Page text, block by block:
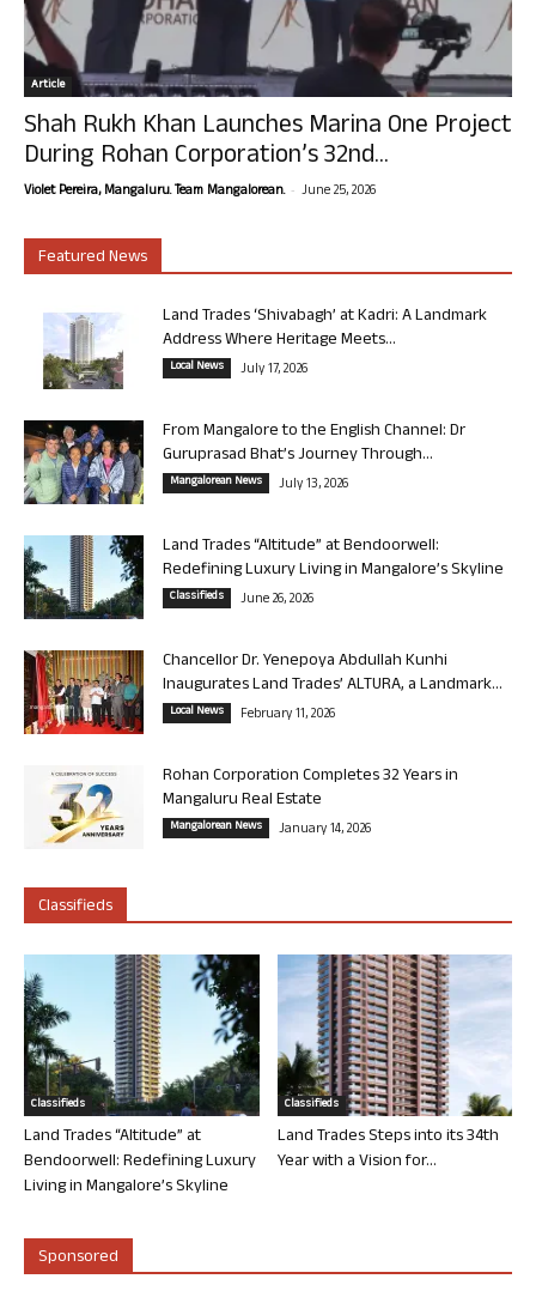
Article
Shah Rukh Khan Launches Marina One Project
During Rohan Corporation’s 32nd...
Violet Pereira, Mangaluru. Team Mangalorean. - June 25, 2026
Featured News
Land Trades ‘Shivabagh’ at Kadri: A Landmark
Address Where Heritage Meets...
Local News July 17, 2026
From Mangalore to the English Channel: Dr
Guruprasad Bhat’s Journey Through...
Mangalorean News July 13, 2026
Land Trades “Altitude” at Bendoorwell:
Redefining Luxury Living in Mangalore’s Skyline
Classifieds June 26, 2026
Chancellor Dr. Yenepoya Abdullah Kunhi
Inaugurates Land Trades’ ALTURA, a Landmark...
Local News February 11, 2026
Rohan Corporation Completes 32 Years in
Mangaluru Real Estate
Mangalorean News January 14, 2026
Classifieds
Classifieds
Land Trades “Altitude” at
Bendoorwell: Redefining Luxury
Living in Mangalore’s Skyline
Classifieds
Land Trades Steps into its 34th
Year with a Vision for...
Sponsored